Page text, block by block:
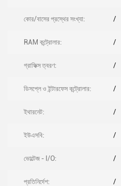
কোর/বাসের প্রস্থের সংখ্যা: /
RAM কন্ট্রোলার: /
গ্রাফিক্স ত্বরণ: /
ডিসপ্লে ও ইন্টারফেস কন্ট্রোলার: /
ইথারনেট: /
ইউএসবি: /
ভোল্টেজ - I/O: /
প্রতিনির্দেশ: /